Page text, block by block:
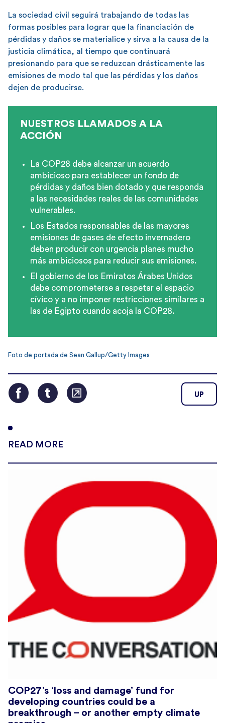
La sociedad civil seguirá trabajando de todas las
formas posibles para lograr que la financiación de
pérdidas y daños se materialice y sirva a la causa de la
justicia climática, al tiempo que continuará
presionando para que se reduzcan drásticamente las
emisiones de modo tal que las pérdidas y los daños
dejen de producirse.
NUESTROS LLAMADOS A LA
ACCIÓN
La COP28 debe alcanzar un acuerdo
ambicioso para establecer un fondo de
pérdidas y daños bien dotado y que responda
a las necesidades reales de las comunidades
vulnerables.
Los Estados responsables de las mayores
emisiones de gases de efecto invernadero
deben producir con urgencia planes mucho
más ambiciosos para reducir sus emisiones.
El gobierno de los Emiratos Árabes Unidos
debe comprometerse a respetar el espacio
cívico y a no imponer restricciones similares a
las de Egipto cuando acoja la COP28.
Foto de portada de Sean Gallup/Getty Images
UP
READ MORE
COP27’s ‘loss and damage’ fund for
developing countries could be a
breakthrough – or another empty climate